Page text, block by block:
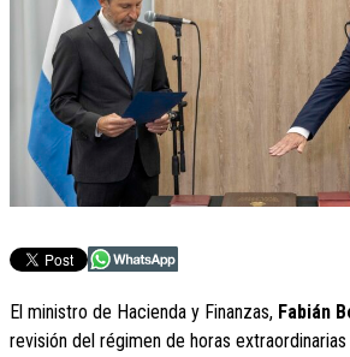
El ministro de Hacienda y Finanzas, Fabián
revisión del régimen de horas